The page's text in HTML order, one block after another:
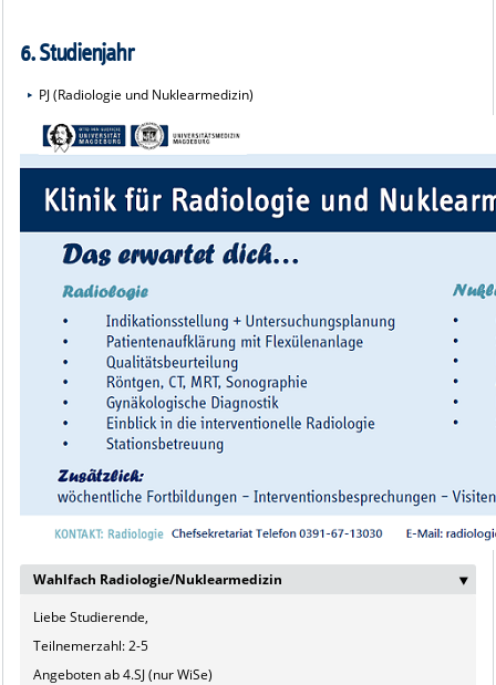
6. Studienjahr
PJ (Radiologie und Nuklearmedizin)
Wahlfach Radiologie/Nuklearmedizin ‣
Liebe Studierende,
Teilnemerzahl: 2-5
Angeboten ab 4.SJ (nur WiSe)